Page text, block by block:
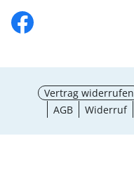
Vertrag widerrufen
AGB
Widerruf